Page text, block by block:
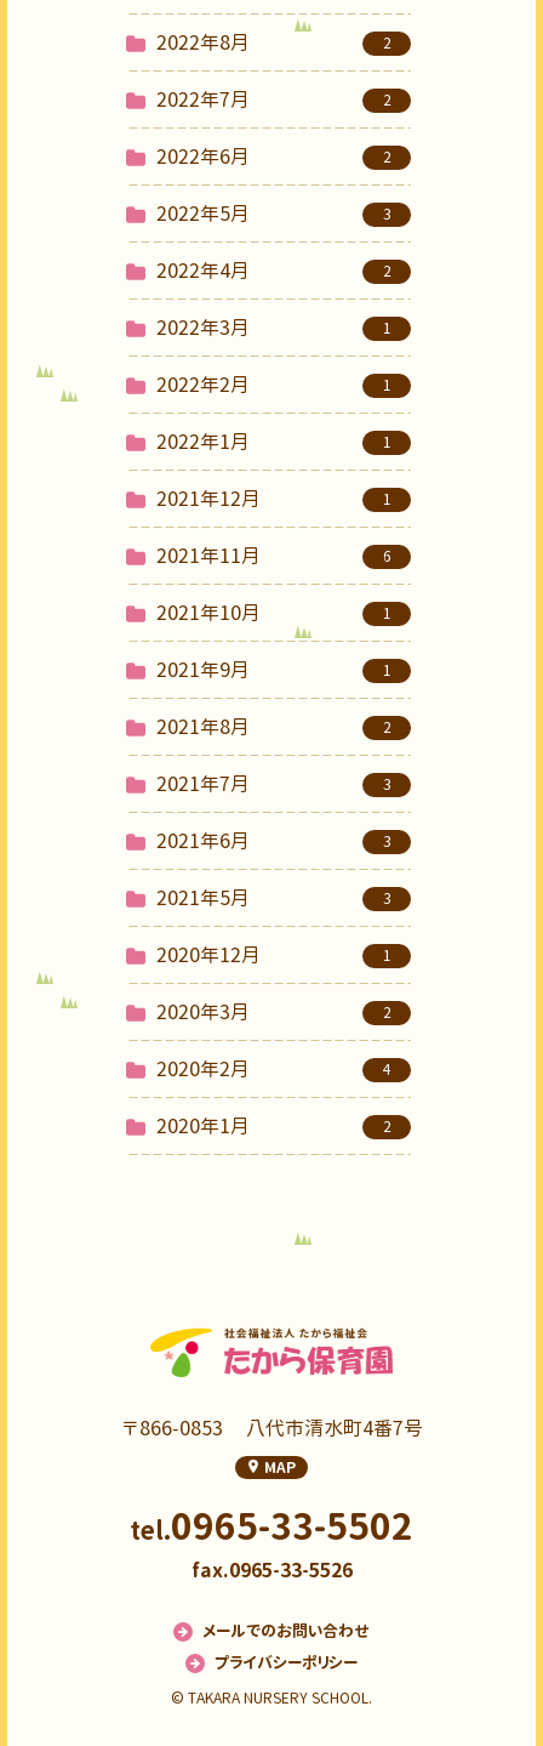
2022年8月 2
2022年7月 2
2022年6月 2
2022年5月 3
2022年4月 2
2022年3月 1
2022年2月 1
2022年1月 1
2021年12月 1
2021年11月 6
2021年10月 1
2021年9月 1
2021年8月 2
2021年7月 3
2021年6月 3
2021年5月 3
2020年12月 1
2020年3月 2
2020年2月 4
2020年1月 2
〒866-0853 八代市清水町4番7号
MAP
tel.0965-33-5502
fax.0965-33-5526
メールでのお問い合わせ
プライバシーポリシー
© TAKARA NURSERY SCHOOL.